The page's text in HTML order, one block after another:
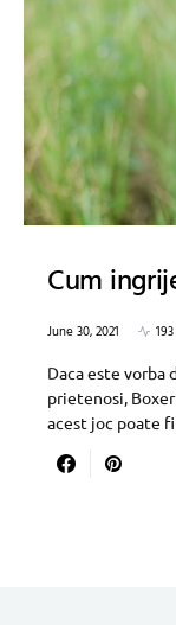
Cum
June 30, 2021
Daca este vorba
prietenosi,
acest joc poate